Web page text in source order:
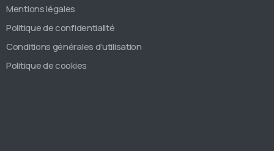
Mentions légales
Politique de confidentialité
Conditions générales d’utilisation
Politique de cookies